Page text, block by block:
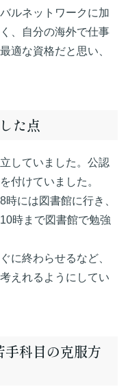
ルネットワークに加
、自分の海外で仕事
適な資格だと思い、
た点
していました。公認
付けていました。
には図書館に行き、
時まで図書館で勉強
に終わらせるなど、
えれるようにしてい
科目の克服方